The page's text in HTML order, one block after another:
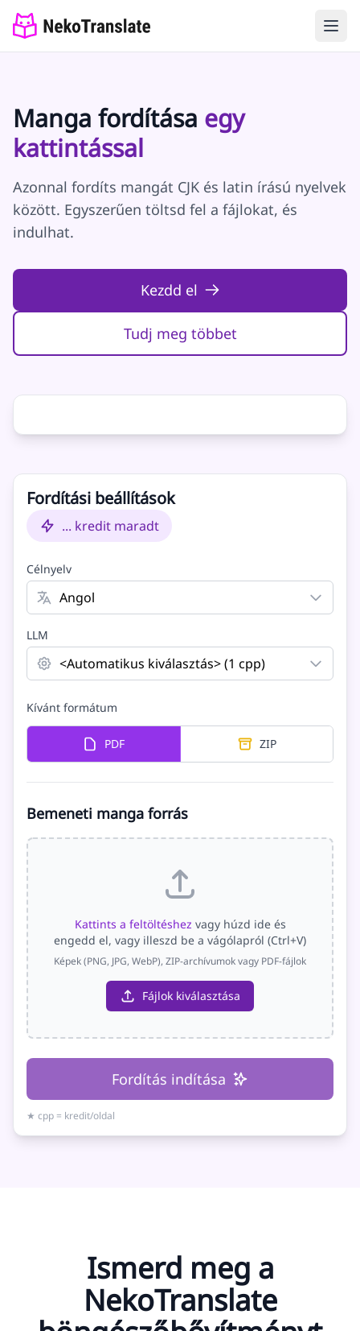
Manga fordítása egy
kattintással
Azonnal fordíts mangát CJK és latin írású nyelvek
között. Egyszerűen töltsd fel a fájlokat, és
indulhat.
Kezdd el
Tudj meg többet
Eredeti Fordított
Fordítási beállítások
... kredit maradt
Célnyelv
LLM
Kívánt formátum
PDF ZIP
Bemeneti manga forrás
Kattints a feltöltéshez vagy húzd ide és
engedd el, vagy illeszd be a vágólapról (Ctrl+V)
Képek (PNG, JPG, WebP), ZIP-archívumok vagy PDF-fájlok
Fájlok kiválasztása
Fordítás indítása
★ cpp = kredit/oldal
Ismerd meg a
NekoTranslate